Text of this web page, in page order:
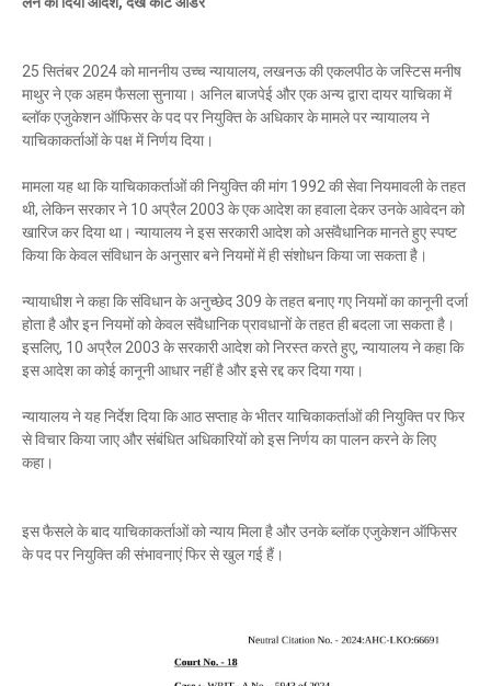
25 सितंबर 2024 को माननीय उच्च न्यायालय, लखनऊ की एकलपीठ के जस्टिस मनीष
माथुर ने एक अहम फैसला सुनाया। अनिल बाजपेई और एक अन्य द्वारा दायर याचिका में
ब्लॉक एजुकेशन ऑफिसर के पद पर नियुक्ति के अधिकार के मामले पर न्यायालय ने
याचिकाकर्ताओं के पक्ष में निर्णय दिया।
मामला यह था कि याचिकाकर्ताओं की नियुक्ति की मांग 1992 की सेवा नियमावली के तहत
थी, लेकिन सरकार ने 10 अप्रैल 2003 के एक आदेश का हवाला देकर उनके आवेदन को
खारिज कर दिया था। न्यायालय ने इस सरकारी आदेश को असंवैधानिक मानते हुए स्पष्ट
किया कि केवल संविधान के अनुसार बने नियमों में ही संशोधन किया जा सकता है।
न्यायाधीश ने कहा कि संविधान के अनुच्छेद 309 के तहत बनाए गए नियमों का कानूनी दर्जा
होता है और इन नियमों को केवल संवैधानिक प्रावधानों के तहत ही बदला जा सकता है।
इसलिए, 10 अप्रैल 2003 के सरकारी आदेश को निरस्त करते हुए, न्यायालय ने कहा कि
इस आदेश का कोई कानूनी आधार नहीं है और इसे रद्द कर दिया गया।
न्यायालय ने यह निर्देश दिया कि आठ सप्ताह के भीतर याचिकाकर्ताओं की नियुक्ति पर फिर
से विचार किया जाए और संबंधित अधिकारियों को इस निर्णय का पालन करने के लिए
कहा।
इस फैसले के बाद याचिकाकर्ताओं को न्याय मिला है और उनके ब्लॉक एजुकेशन ऑफिसर
के पद पर नियुक्ति की संभावनाएं फिर से खुल गई हैं।